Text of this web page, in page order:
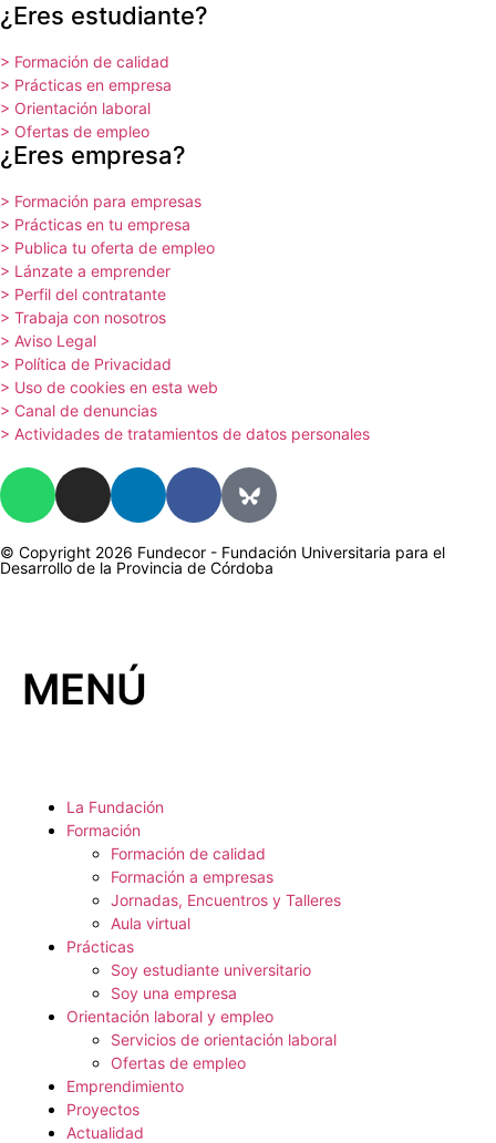
¿Eres estudiante?
> Formación de calidad
> Prácticas en empresa
> Orientación laboral
> Ofertas de empleo
¿Eres empresa?
> Formación para empresas
> Prácticas en tu empresa
> Publica tu oferta de empleo
> Lánzate a emprender
> Perfil del contratante
> Trabaja con nosotros
> Aviso Legal
> Política de Privacidad
> Uso de cookies en esta web
> Canal de denuncias
> Actividades de tratamientos de datos personales
© Copyright 2026 Fundecor - Fundación Universitaria para el
Desarrollo de la Provincia de Córdoba
MENÚ
La Fundación
Formación
Formación de calidad
Formación a empresas
Jornadas, Encuentros y Talleres
Aula virtual
Prácticas
Soy estudiante universitario
Soy una empresa
Orientación laboral y empleo
Servicios de orientación laboral
Ofertas de empleo
Emprendimiento
Proyectos
Actualidad